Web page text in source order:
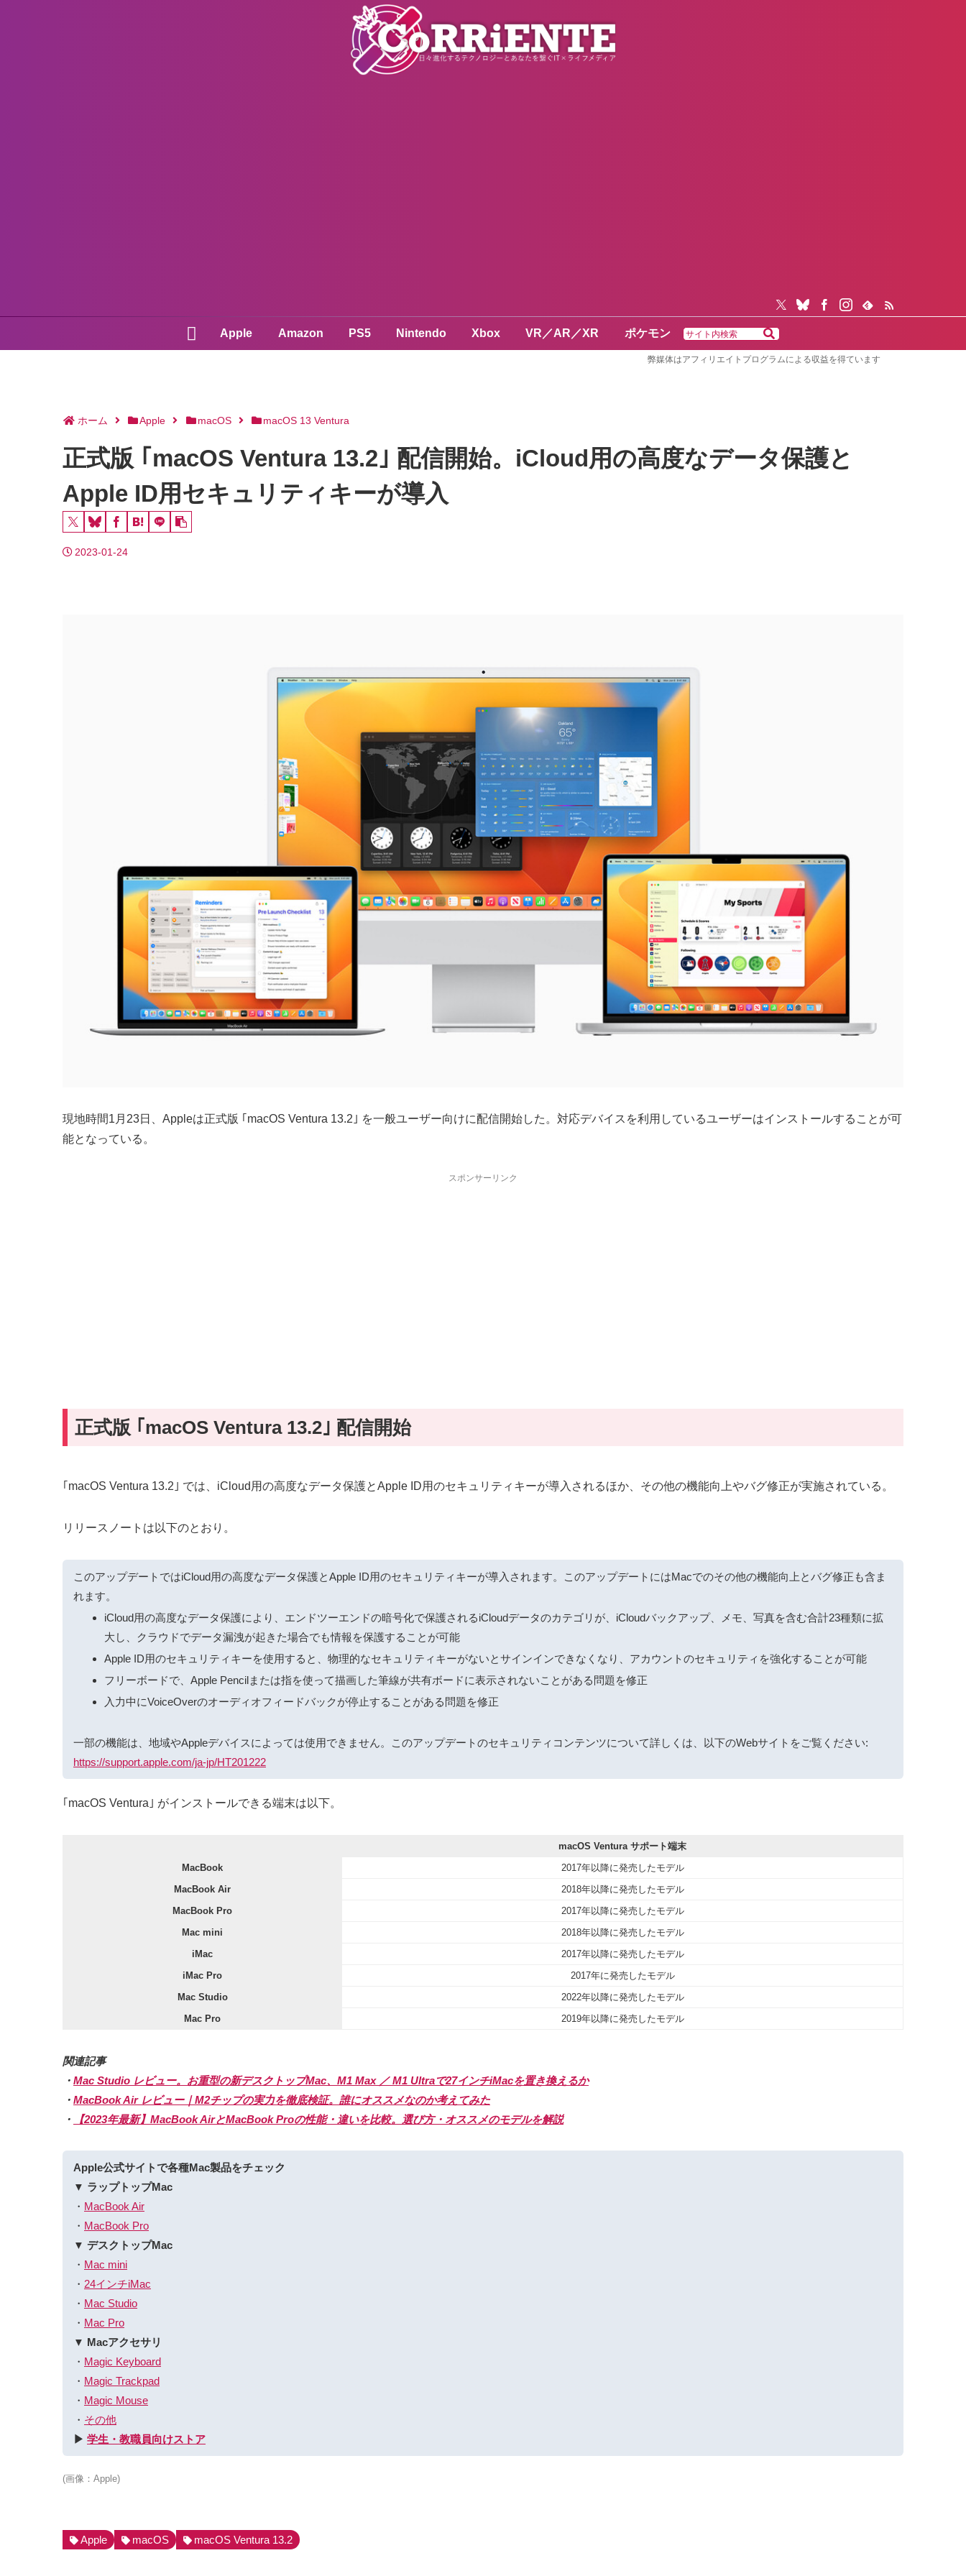
Apple Amazon PS5 Nintendo Xbox VR／AR／XR ポケモン
弊媒体はアフィリエイトプログラムによる収益を得ています
ホーム Apple macOS macOS 13 Ventura
正式版 ｢macOS Ventura 13.2｣ 配信開始。iCloud用の高度なデータ保護と
Apple ID用セキュリティキーが導入
2023-01-24
現地時間1月23日、Appleは正式版 ｢macOS Ventura 13.2｣ を一般ユーザー向けに配信開始した。対応デバイスを利用しているユーザーはインストールすることが可
能となっている。
スポンサーリンク
正式版 ｢macOS Ventura 13.2｣ 配信開始
｢macOS Ventura 13.2｣ では、iCloud用の高度なデータ保護とApple ID用のセキュリティキーが導入されるほか、その他の機能向上やバグ修正が実施されている。
リリースノートは以下のとおり。
このアップデートではiCloud用の高度なデータ保護とApple ID用のセキュリティキーが導入されます。このアップデートにはMacでのその他の機能向上とバグ修正も含ま
れます。
iCloud用の高度なデータ保護により、エンドツーエンドの暗号化で保護されるiCloudデータのカテゴリが、iCloudバックアップ、メモ、写真を含む合計23種類に拡
大し、クラウドでデータ漏洩が起きた場合でも情報を保護することが可能
Apple ID用のセキュリティキーを使用すると、物理的なセキュリティキーがないとサインインできなくなり、アカウントのセキュリティを強化することが可能
フリーボードで、Apple Pencilまたは指を使って描画した筆線が共有ボードに表示されないことがある問題を修正
入力中にVoiceOverのオーディオフィードバックが停止することがある問題を修正
一部の機能は、地域やAppleデバイスによっては使用できません。このアップデートのセキュリティコンテンツについて詳しくは、以下のWebサイトをご覧ください:
https://support.apple.com/ja-jp/HT201222
｢macOS Ventura｣ がインストールできる端末は以下。
macOS Ventura サポート端末
MacBook
2017年以降に発売したモデル
MacBook Air
2018年以降に発売したモデル
MacBook Pro
2017年以降に発売したモデル
Mac mini
2018年以降に発売したモデル
iMac
2017年以降に発売したモデル
iMac Pro
2017年に発売したモデル
Mac Studio
2022年以降に発売したモデル
Mac Pro
2019年以降に発売したモデル
関連記事
・ Mac Studio レビュー。お重型の新デスクトップMac、M1 Max ／ M1 Ultraで27インチiMacを置き換えるか
・ MacBook Air レビュー｜M2チップの実力を徹底検証。誰にオススメなのか考えてみた
・
【2023年最新】MacBook AirとMacBook Proの性能・違いを比較。選び方・オススメのモデルを解説
Apple公式サイトで各種Mac製品をチェック
▼ ラップトップMac
・ MacBook Air
・ MacBook Pro
▼ デスクトップMac
・ Mac mini
・ 24インチiMac
・ Mac Studio
・ Mac Pro
▼ Macアクセサリ
・ Magic Keyboard
・ Magic Trackpad
・ Magic Mouse
・ その他
▶︎ 学生・教職員向けストア
(画像：Apple)
Apple macOS macOS Ventura 13.2